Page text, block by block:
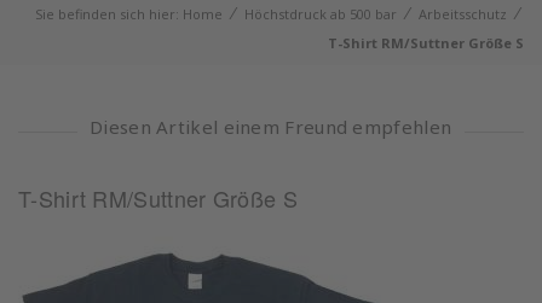
Sie befinden sich hier: Home ⁄ Höchstdruck ab 500 bar ⁄ Arbeitsschutz ⁄
T-Shirt RM/Suttner Größe S
Diesen Artikel einem Freund empfehlen
T-Shirt RM/Suttner Größe S